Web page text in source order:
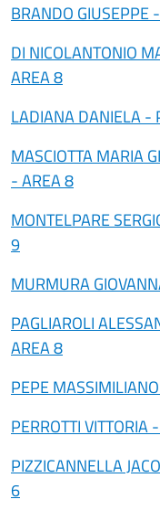
BRANDO
DI NICOLANTONIO
AREA 8
LADIANA DANIELA
MASCIOTTA MARIA
- AREA 8
MONTELPARE
9
MURMURA
PAGLIAROLI
AREA 8
PEPE
PERROTTI
PIZZICANNELLA
6